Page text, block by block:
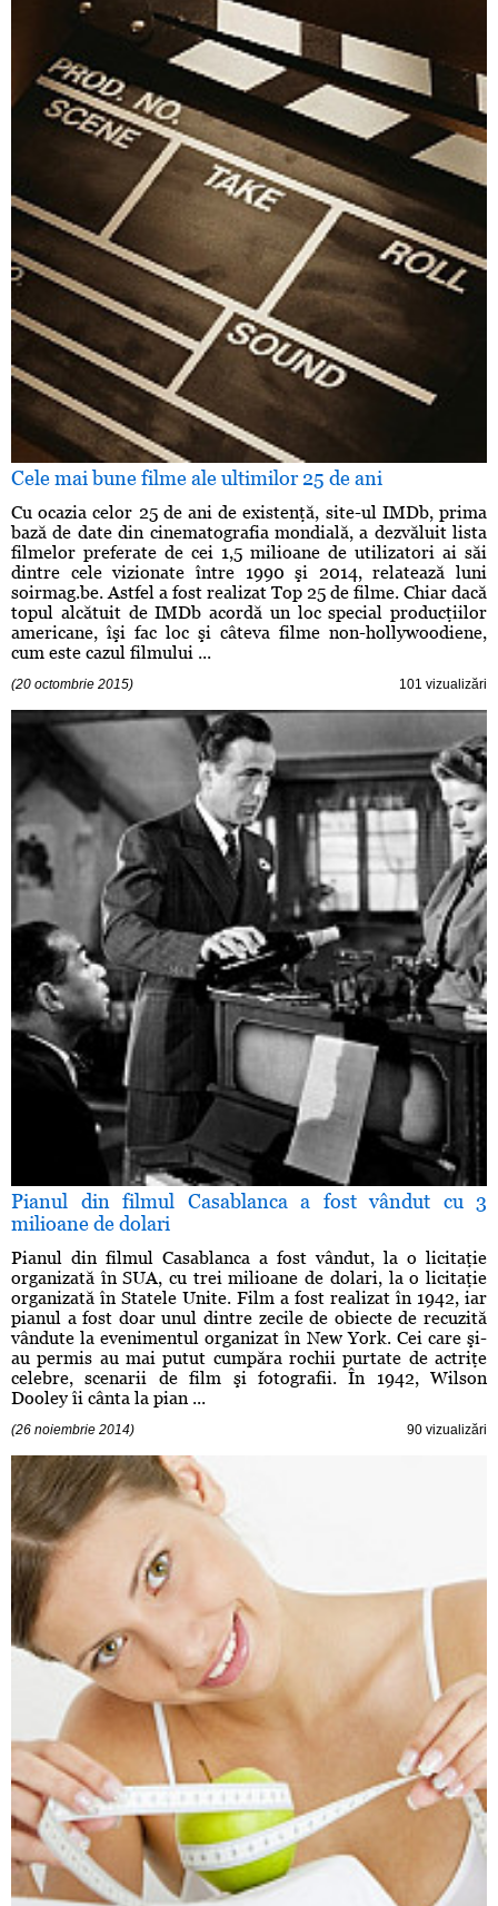
Cele mai bune filme ale ultimilor 25 de ani
Cu ocazia celor 25 de ani de existenţă, site-ul IMDb, prima
bază de date din cinematografia mondială, a dezvăluit lista
filmelor preferate de cei 1,5 milioane de utilizatori ai săi
dintre cele vizionate între 1990 şi 2014, relatează luni
soirmag.be. Astfel a fost realizat Top 25 de filme. Chiar dacă
topul alcătuit de IMDb acordă un loc special producţiilor
americane, îşi fac loc şi câteva filme non-hollywoodiene,
cum este cazul filmului ...
(20 octombrie 2015) 101 vizualizări
Pianul din filmul Casablanca a fost vândut cu 3
milioane de dolari
Pianul din filmul Casablanca a fost vândut, la o licitaţie
organizată în SUA, cu trei milioane de dolari, la o licitaţie
organizată în Statele Unite. Film a fost realizat în 1942, iar
pianul a fost doar unul dintre zecile de obiecte de recuzită
vândute la evenimentul organizat în New York. Cei care şi-
au permis au mai putut cumpăra rochii purtate de actriţe
celebre, scenarii de film şi fotografii. În 1942, Wilson
Dooley îi cânta la pian ...
(26 noiembrie 2014) 90 vizualizări